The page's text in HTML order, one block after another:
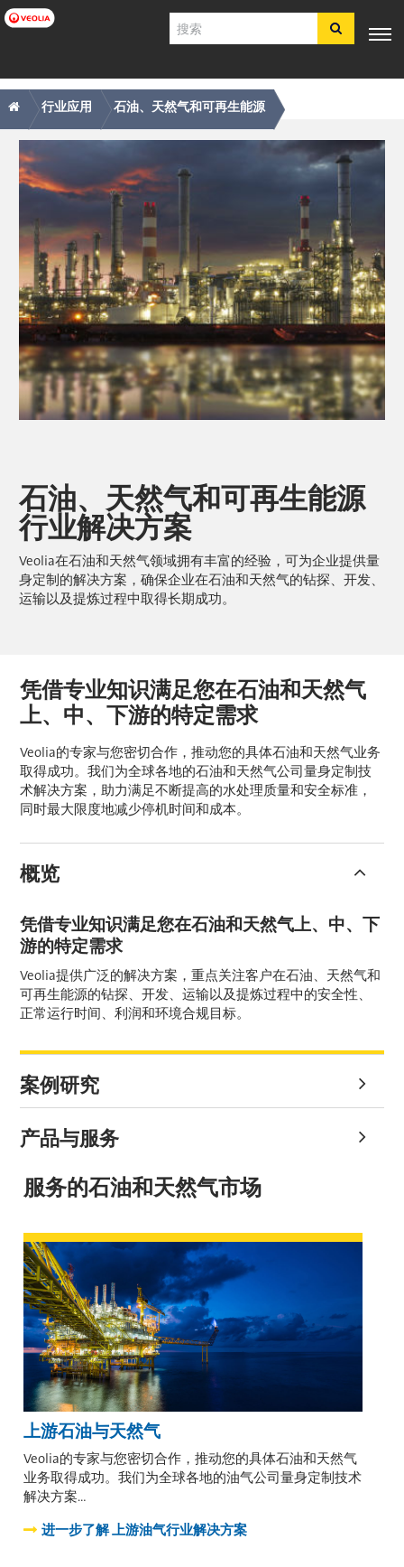
跳
转
要
内
容
搜
索
主
导
航
专业知
识
行业应
用
产品与服
务
客户支
持
简体中文
SDS
简介
招贤纳士
注册
登录
联系我们
痕
迹
导
航
行业应用 石油、天然气和可再生能源
石油、天然气和可再生能源
行业解决方案
Veolia在石油和天然气领域拥有丰富的经验，可为企业提供量
身定制的解决方案，确保企业在石油和天然气的钻探、开发、
运输以及提炼过程中取得长期成功。
凭借专业知识满足您在石油和天然气
上、中、下游的特定需求
Veolia的专家与您密切合作，推动您的具体石油和天然气业务
取得成功。我们为全球各地的石油和天然气公司量身定制技
术解决方案，助力满足不断提高的水处理质量和安全标准，
同时最大限度地减少停机时间和成本。
概览
凭借专业知识满足您在石油和天然气上、中、下
游的特定需求
Veolia提供广泛的解决方案，重点关注客户在石油、天然气和
可再生能源的钻探、开发、运输以及提炼过程中的安全性、
正常运行时间、利润和环境合规目标。
案例研究
产品与服务
服务的石油和天然气市场
上游石油与天然气
Veolia的专家与您密切合作，推动您的具体石油和天然气
业务取得成功。我们为全球各地的油气公司量身定制技术
解决方案…
进一步了解上游油气行业解决方案